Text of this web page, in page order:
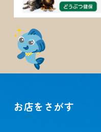
お店をさがす